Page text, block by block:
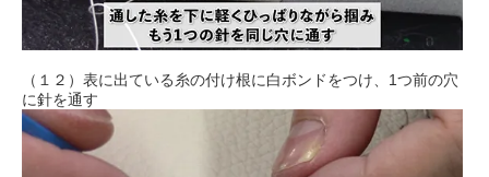
（１２）表に出ている糸の付け根に白ボンドをつけ、1つ前の穴
に針を通す